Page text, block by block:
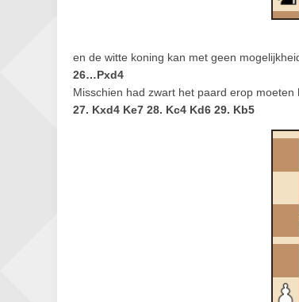
en de witte koning kan met geen
26…Pxd4
Misschien had zwart het paard erop
27. Kxd4 Ke7 28. Kc4 Kd6 29. Kb5